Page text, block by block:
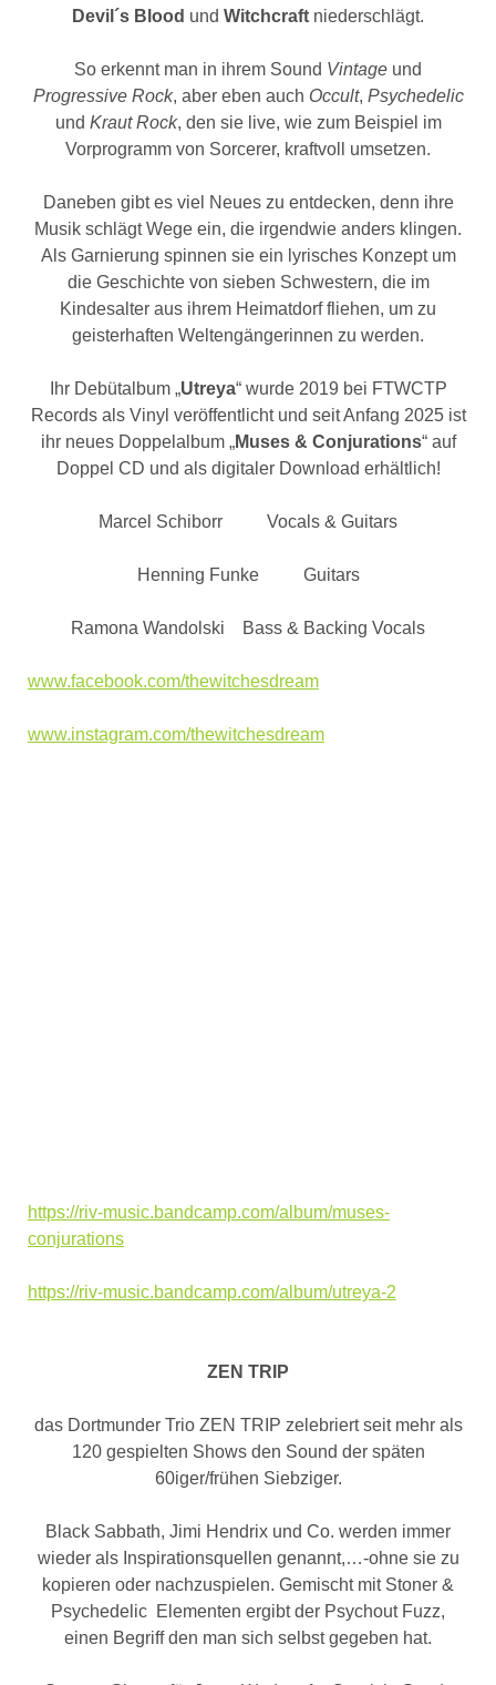
Devil ´s Blood und Witchcraft niederschlägt.
So erkennt man in ihrem Sound Vintage und
Progressive Rock, aber eben auch Occult, Psychedelic
und Kraut Rock, den sie live, wie zum Beispiel im
Vorprogramm von Sorcerer, kraftvoll umsetzen.
Daneben gibt es viel Neues zu entdecken, denn ihre
Musik schlägt Wege ein, die irgendwie anders klingen.
Als Garnierung spinnen sie ein lyrisches Konzept um
die Geschichte von sieben Schwestern, die im
Kindesalter aus ihrem Heimatdorf fliehen, um zu
geisterhaften Weltengängerinnen zu werden.
Ihr Debütalbum „Utreya“ wurde 2019 bei FTWCTP
Records als Vinyl veröffentlicht und seit Anfang 2025 ist
ihr neues Doppelalbum „Muses & Conjurations“ auf
Doppel CD und als digitaler Download erhältlich!
Marcel Schiborr Vocals & Guitars
Henning Funke Guitars
Ramona Wandolski Bass & Backing Vocals
www.facebook.com/thewitchesdream
www.instagram.com/thewitchesdream
https://riv-music.bandcamp.com/album/muses-
conjurations
https://riv-music.bandcamp.com/album/utreya-2
ZEN TRIP
das Dortmunder Trio ZEN TRIP zelebriert seit mehr als
120 gespielten Shows den Sound der späten
60iger/frühen Siebziger.
Black Sabbath, Jimi Hendrix und Co. werden immer
wieder als Inspirationsquellen genannt,…-ohne sie zu
kopieren oder nachzuspielen. Gemischt mit Stoner &
Psychedelic Elementen ergibt der Psychout Fuzz,
einen Begriff den man sich selbst gegeben hat.